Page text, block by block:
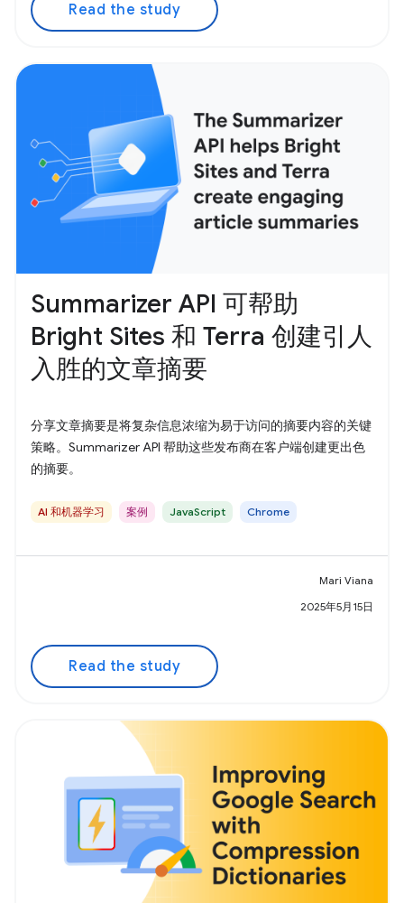
Read the study
Summarizer API 可帮助
Bright Sites 和 Terra 创建引人
入胜的文章摘要
分享文章摘要是将复杂信息浓缩为易于访问的摘要内容的关键
策略。Summarizer API 帮助这些发布商在客户端创建更出色
的摘要。
AI 和机器学习 案例 JavaScript Chrome
Mari Viana
2025年5月15日
Read the study